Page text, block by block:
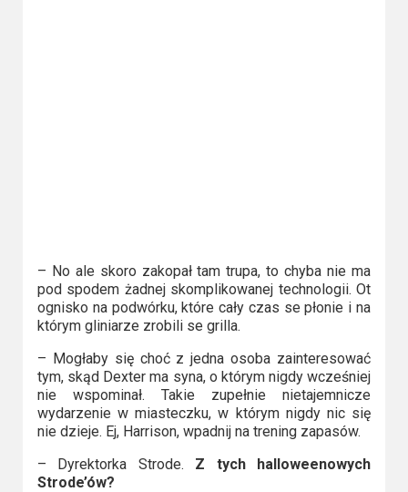
2021
2020
2019
2018
2016
2017
– No ale skoro zakopał tam trupa, to chyba nie ma
pod spodem żadnej skomplikowanej technologii. Ot
ognisko na podwórku, które cały czas se płonie i na
którym gliniarze zrobili se grilla.
– Mogłaby się choć z jedna osoba zainteresować
tym, skąd Dexter ma syna, o którym nigdy wcześniej
nie wspominał. Takie zupełnie nietajemnicze
wydarzenie w miasteczku, w którym nigdy nic się
nie dzieje. Ej, Harrison, wpadnij na trening zapasów.
– Dyrektorka Strode. Z tych halloweenowych
Strode’ów?